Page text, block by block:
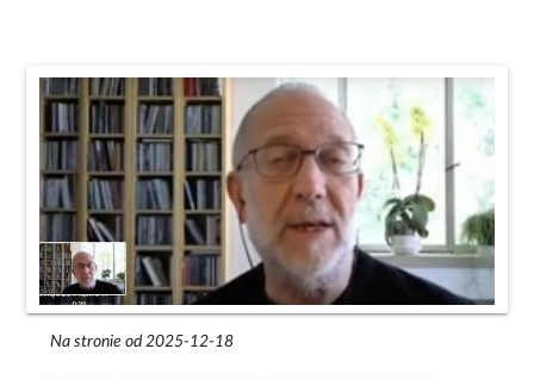
Na stronie od 2025-12-18